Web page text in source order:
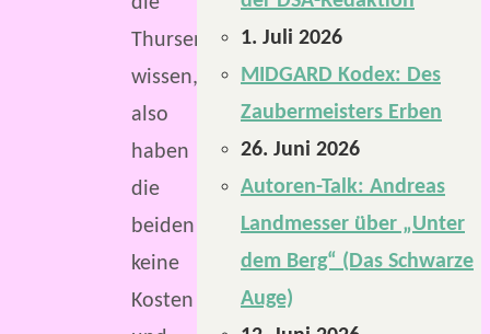
Thursen
wissen,
also
haben
die
beiden
keine
Kosten
1. Juli 2026
MIDGARD Kodex: Des
Zaubermeisters Erben
26. Juni 2026
Autoren-Talk: Andreas
Landmesser über „Unter
dem Berg“ (Das Schwarze
Auge)